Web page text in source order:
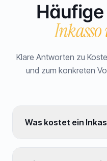
Klare Antworten zu
und zum konkreten
Was kostet ein